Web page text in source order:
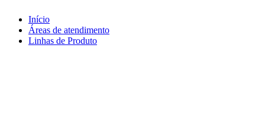
Início
Áreas de atendimento
Linhas de Produto